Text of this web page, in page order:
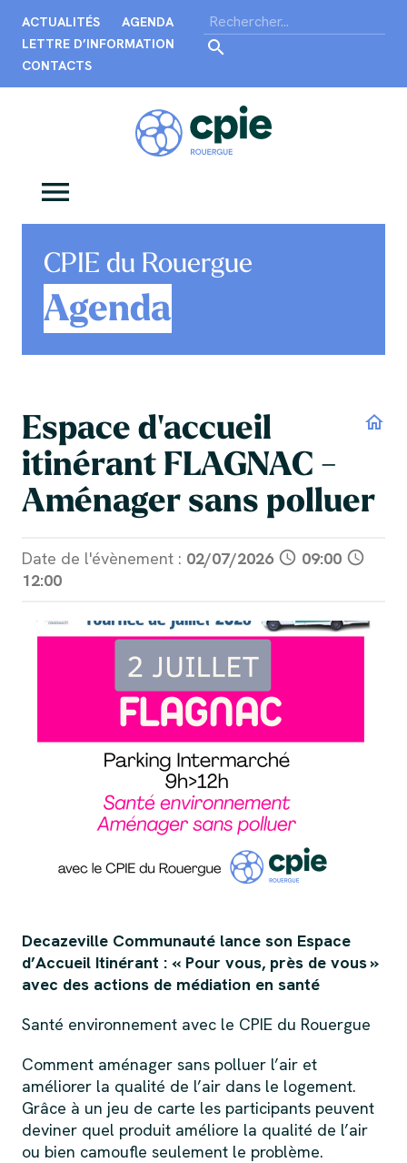
ACTUALITÉS
AGENDA
LETTRE D’INFORMATION
CONTACTS
CPIE du Rouergue
Agenda
home
Espace d'accueil
itinérant FLAGNAC -
Aménager sans polluer
Date de l'évènement : 02/07/2026 schedule 09:00 schedule
12:00
Decazeville Communauté lance son Espace
d’Accueil Itinérant : « Pour vous, près de vous »
avec des actions de médiation en santé
Santé environnement avec le CPIE du Rouergue
Comment aménager sans polluer l’air et
améliorer la qualité de l’air dans le logement.
Grâce à un jeu de carte les participants peuvent
deviner quel produit améliore la qualité de l’air
ou bien camoufle seulement le problème.